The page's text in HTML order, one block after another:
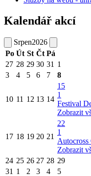
Kalendář akcí
Srpen2026
Po Út St Čt Pá
27 28 29 30 31 1
3
4 5 6 7 8
10 11 12 13 14
15
1
Festival
Zobrazit
17 18 19 20 21
22
1
Autocross
Zobrazit
24 25 26 27 28 29
31 1 2 3 4 5